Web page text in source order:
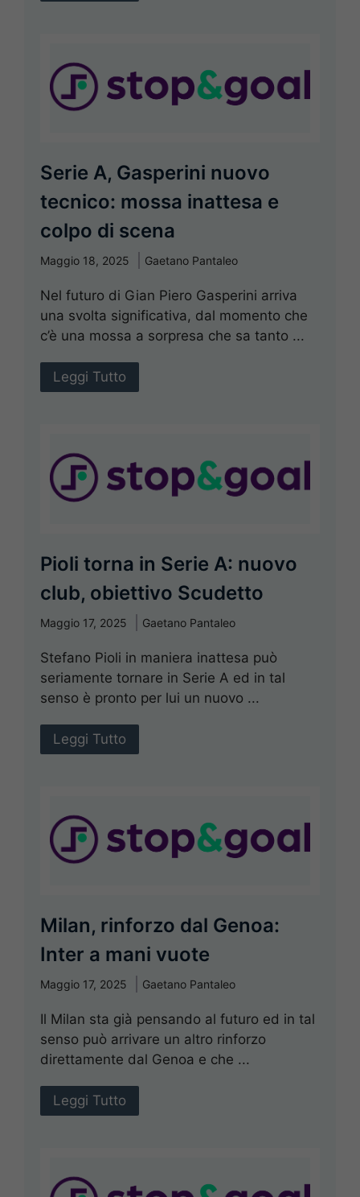
Serie A, Gasperini nuovo
tecnico: mossa inattesa e
colpo di scena
Maggio 18, 2025 Gaetano Pantaleo
Nel futuro di Gian Piero Gasperini arriva
una svolta significativa, dal momento che
c’è una mossa a sorpresa che sa tanto ...
Leggi Tutto
Pioli torna in Serie A: nuovo
club, obiettivo Scudetto
Maggio 17, 2025 Gaetano Pantaleo
Stefano Pioli in maniera inattesa può
seriamente tornare in Serie A ed in tal
senso è pronto per lui un nuovo ...
Leggi Tutto
Milan, rinforzo dal Genoa:
Inter a mani vuote
Maggio 17, 2025 Gaetano Pantaleo
Il Milan sta già pensando al futuro ed in tal
senso può arrivare un altro rinforzo
direttamente dal Genoa e che ...
Leggi Tutto